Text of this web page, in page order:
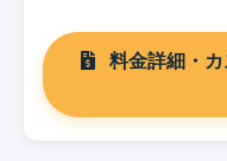
料金詳細・